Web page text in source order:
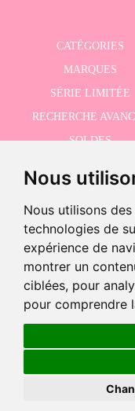
Nous
Nous utilisons
technologies de
expérience de
montrer un
ciblées, pour
pour comprendre
CATÉGORIES
MARQUES
SÉRIE LIMITÉE
RECHERCHE
SOLDES
©2026 Dolls And Dolls. Tous